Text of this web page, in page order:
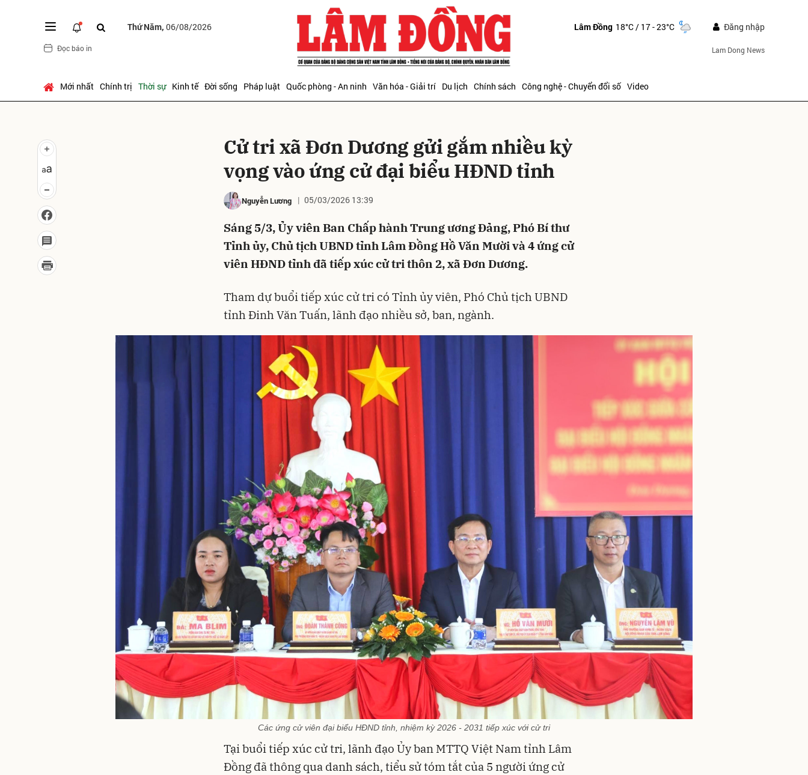
Thứ Năm, 06/08/2026
Đọc báo in
Lâm Đồng 18°C/ 17 - 23°C Đăng nhập
Lam Dong News
Mới nhất Chính trị Thời sự Kinh tế Đời sống Pháp luật Quốc phòng - An ninh Văn hóa - Giải trí Du lịch Chính sách Công nghệ - Chuyển đổi số Video
Cử tri xã Đơn Dương gửi gắm nhiều kỳ
vọng vào ứng cử đại biểu HĐND tỉnh
Nguyễn Lương 05/03/2026 13:39
Sáng 5/3, Ủy viên Ban Chấp hành Trung ương Đảng, Phó Bí thư
Tỉnh ủy, Chủ tịch UBND tỉnh Lâm Đồng Hồ Văn Mười và 4 ứng cử
viên HĐND tỉnh đã tiếp xúc cử tri thôn 2, xã Đơn Dương.
Tham dự buổi tiếp xúc cử tri có Tỉnh ủy viên, Phó Chủ tịch UBND
tỉnh Đinh Văn Tuấn, lãnh đạo nhiều sở, ban, ngành.
Các ứng cử viên đại biểu HĐND tỉnh, nhiệm kỳ 2026 - 2031 tiếp xúc với cử tri
Tại buổi tiếp xúc cử tri, lãnh đạo Ủy ban MTTQ Việt Nam tỉnh Lâm
Đồng đã thông qua danh sách, tiểu sử tóm tắt của 5 người ứng cử
Gửi bình luận